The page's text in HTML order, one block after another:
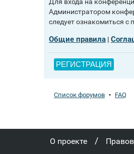
Администратором
следует ознакомиться
Общие правила |
РЕГИСТРАЦИЯ
Список форумов • FAQ
О проекте /